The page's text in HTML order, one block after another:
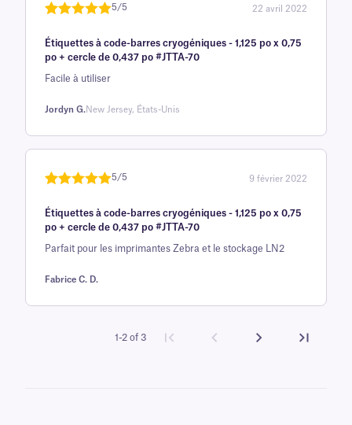
5 sur la
base d'
évaluation
5/5 22 avril 2022
Étiquettes à code-barres cryogéniques - 1,125 po x 0,75
po + cercle de 0,437 po #JTTA-70
Facile à utiliser
Jordyn G.New Jersey, États-Unis
5 sur la
base d'
évaluation
5/5 9 février 2022
Étiquettes à code-barres cryogéniques - 1,125 po x 0,75
po + cercle de 0,437 po #JTTA-70
Parfait pour les imprimantes Zebra et le stockage LN2
Fabrice C. D.
1-2 of 3